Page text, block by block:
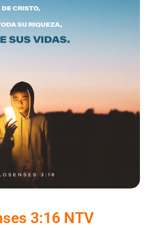
3:16 NTV